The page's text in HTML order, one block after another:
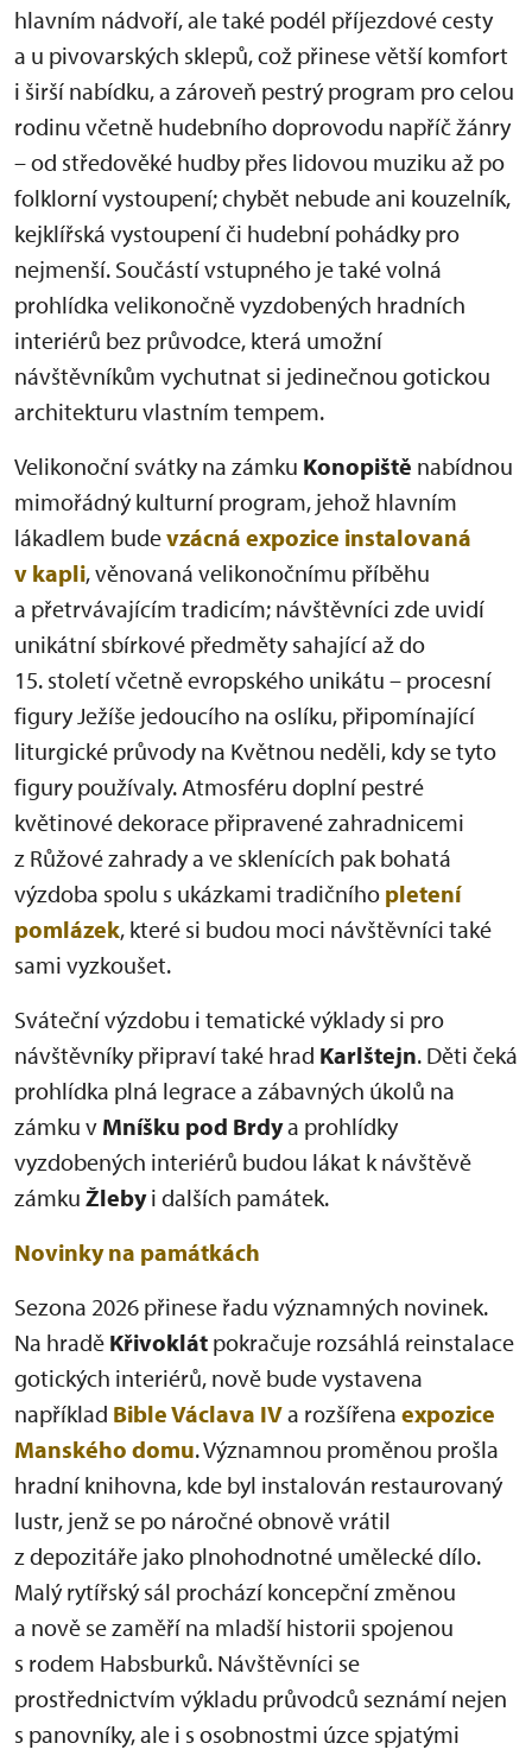
hlavním nádvoří, ale také podél příjezdové cesty
a u pivovarských sklepů, což přinese větší komfort
i širší nabídku, a zároveň pestrý program pro celou
rodinu včetně hudebního doprovodu napříč žánry
– od středověké hudby přes lidovou muziku až po
folklorní vystoupení; chybět nebude ani kouzelník,
kejklířská vystoupení či hudební pohádky pro
nejmenší. Součástí vstupného je také volná
prohlídka velikonočně vyzdobených hradních
interiérů bez průvodce, která umožní
návštěvníkům vychutnat si jedinečnou gotickou
architekturu vlastním tempem.
Velikonoční svátky na zámku Konopiště nabídnou
mimořádný kulturní program, jehož hlavním
lákadlem budevzácná expozice instalovaná
v kapli, věnovaná velikonočnímu příběhu
a přetrvávajícím tradicím; návštěvníci zde uvidí
unikátní sbírkové předměty sahající až do
15. století včetně evropského unikátu – procesní
figury Ježíše jedoucího na oslíku, připomínající
liturgické průvody na Květnou neděli, kdy se tyto
figury používaly. Atmosféru doplní pestré
květinové dekorace připravené zahradnicemi
z Růžové zahrady a ve sklenících pak bohatá
výzdoba spolu s ukázkami tradičního pletení
pomlázek, které si budou moci návštěvníci také
sami vyzkoušet.
Sváteční výzdobu i tematické výklady si pro
návštěvníky připraví také hrad Karlštejn. Děti čeká
prohlídka plná legrace a zábavných úkolů na
zámku v Mníšku pod Brdya prohlídky
vyzdobených interiérů budou lákat k návštěvě
zámku Žlebyi dalších památek.
Novinky na památkách
Sezona 2026 přinese řadu významných novinek.
Na hradě Křivoklát pokračuje rozsáhlá reinstalace
gotických interiérů, nově bude vystavena
například Bible Václava IVa rozšířena expozice
Manského domu. Významnou proměnou prošla
hradní knihovna, kde byl instalován restaurovaný
lustr, jenž se po náročné obnově vrátil
z depozitáře jako plnohodnotné umělecké dílo.
Malý rytířský sál prochází koncepční změnou
a nově se zaměří na mladší historii spojenou
s rodem Habsburků. Návštěvníci se
prostřednictvím výkladu průvodců seznámí nejen
s panovníky, ale i s osobnostmi úzce spjatými